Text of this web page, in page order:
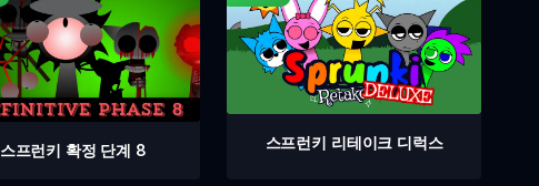
스프런키 확정 단계 8 스프런키 리테이크 디럭스